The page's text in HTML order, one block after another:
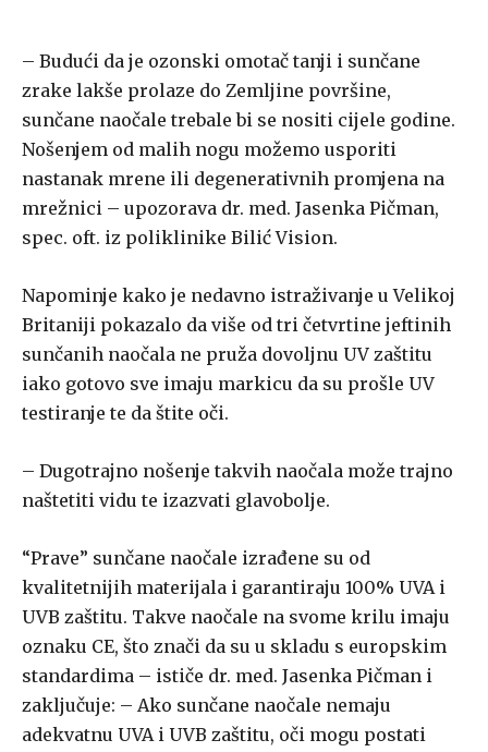
– Budući da je ozonski omotač tanji i sunčane
zrake lakše prolaze do Zemljine površine,
sunčane naočale trebale bi se nositi cijele godine.
Nošenjem od malih nogu možemo usporiti
nastanak mrene ili degenerativnih promjena na
mrežnici – upozorava dr. med. Jasenka Pičman,
spec. oft. iz poliklinike Bilić Vision.
Napominje kako je nedavno istraživanje u Velikoj
Britaniji pokazalo da više od tri četvrtine jeftinih
sunčanih naočala ne pruža dovoljnu UV zaštitu
iako gotovo sve imaju markicu da su prošle UV
testiranje te da štite oči.
– Dugotrajno nošenje takvih naočala može trajno
naštetiti vidu te izazvati glavobolje.
“Prave” sunčane naočale izrađene su od
kvalitetnijih materijala i garantiraju 100% UVA i
UVB zaštitu. Takve naočale na svome krilu imaju
oznaku CE, što znači da su u skladu s europskim
standardima – ističe dr. med. Jasenka Pičman i
zaključuje: – Ako sunčane naočale nemaju
adekvatnu UVA i UVB zaštitu, oči mogu postati